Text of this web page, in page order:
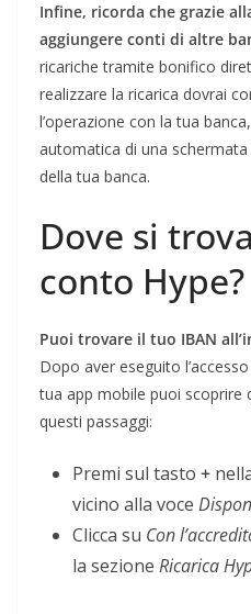
Infine, ricorda che grazie
aggiungere conti di altre
ricariche tramite bonifico
realizzare la ricarica dovrai
l’operazione con la tua
automatica di una
della tua banca.
Dove si
conto Hype?
Puoi trovare il tuo IBAN
Dopo aver eseguito
tua app mobile puoi scoprire
questi passaggi:
Premi sul tasto +
vicino alla voce
Clicca su Con
la sezione Ricarica